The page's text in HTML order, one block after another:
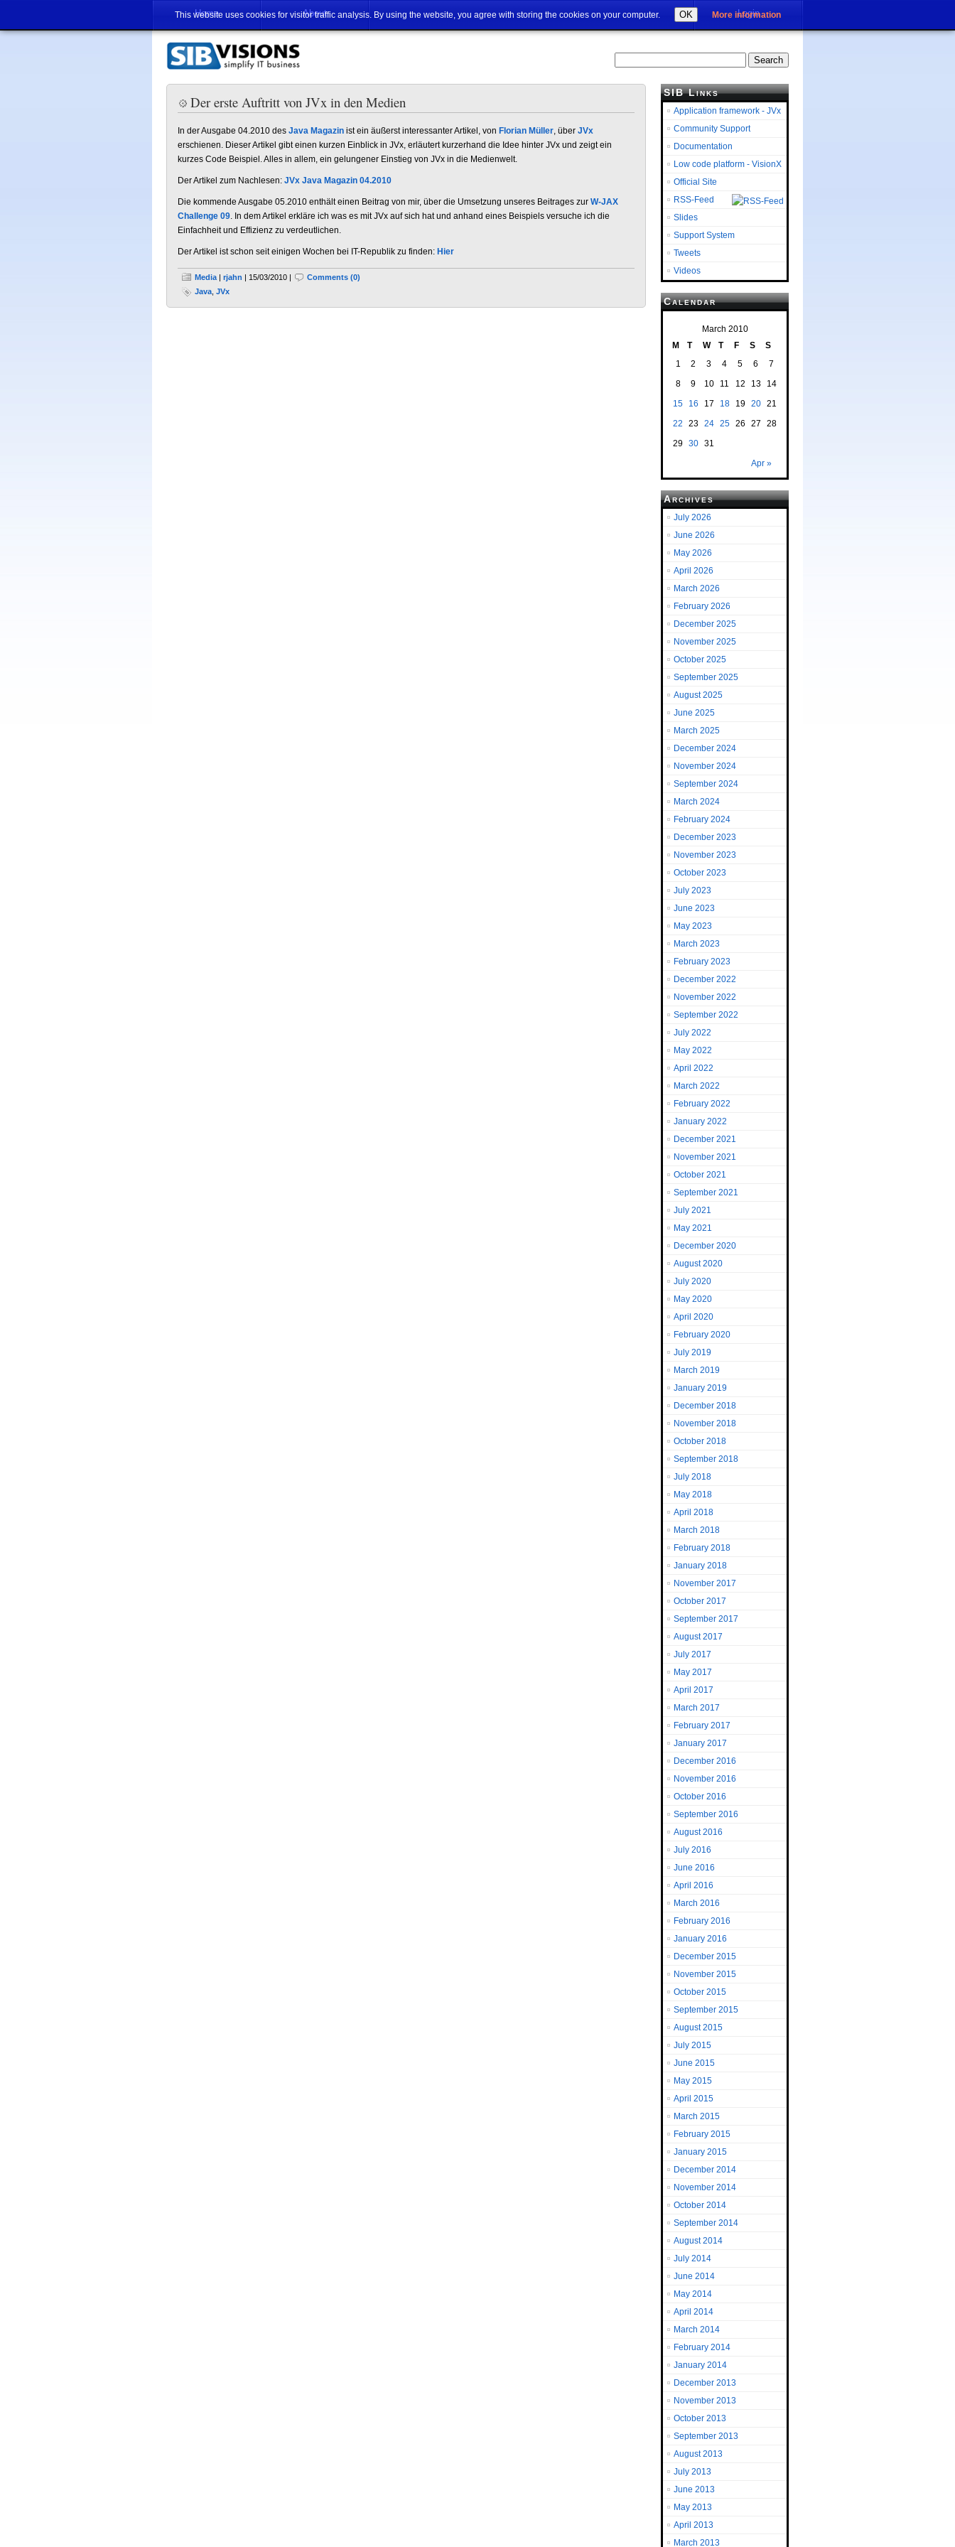
This website uses cookies for visitor traffic analysis. By using the website, you agree with storing the cookies on your computer. OK More information
Home About Login
Der erste Auftritt von JVx in den Medien
In der Ausgabe 04.2010 des Java Magazin ist ein äußerst interessanter Artikel, von Florian Müller, über JVx
erschienen. Dieser Artikel gibt einen kurzen Einblick in JVx, erläutert kurzerhand die Idee hinter JVx und zeigt ein
kurzes Code Beispiel. Alles in allem, ein gelungener Einstieg von JVx in die Medienwelt.
Der Artikel zum Nachlesen: JVx Java Magazin 04.2010
Die kommende Ausgabe 05.2010 enthält einen Beitrag von mir, über die Umsetzung unseres Beitrages zur W-JAX
Challenge 09. In dem Artikel erkläre ich was es mit JVx auf sich hat und anhand eines Beispiels versuche ich die
Einfachheit und Effizienz zu verdeutlichen.
Der Artikel ist schon seit einigen Wochen bei IT-Republik zu finden: Hier
Media | rjahn | 15/03/2010 |
Comments (0)
Java JVx
SIB Links
Application framework - JVx
Community Support
Documentation
Low code platform - VisionX
Official Site
RSS-Feed
Slides
Support System
Tweets
Videos
Calendar
March 2010
M
T W T F S S
Apr »
1 2 3 4 5 6
7
8
9 10 11 12 13
14
15
16 17 18 19 20
21
22
23 24 25 26 27
28
29 30 31
Archives
July 2026
June 2026
May 2026
April 2026
March 2026
February 2026
December 2025
November 2025
October 2025
September 2025
August 2025
June 2025
March 2025
December 2024
November 2024
September 2024
March 2024
February 2024
December 2023
November 2023
October 2023
July 2023
June 2023
May 2023
March 2023
February 2023
December 2022
November 2022
September 2022
July 2022
May 2022
April 2022
March 2022
February 2022
January 2022
December 2021
November 2021
October 2021
September 2021
July 2021
May 2021
December 2020
August 2020
July 2020
May 2020
April 2020
February 2020
July 2019
March 2019
January 2019
December 2018
November 2018
October 2018
September 2018
July 2018
May 2018
April 2018
March 2018
February 2018
January 2018
November 2017
October 2017
September 2017
August 2017
July 2017
May 2017
April 2017
March 2017
February 2017
January 2017
December 2016
November 2016
October 2016
September 2016
August 2016
July 2016
June 2016
April 2016
March 2016
February 2016
January 2016
December 2015
November 2015
October 2015
September 2015
August 2015
July 2015
June 2015
May 2015
April 2015
March 2015
February 2015
January 2015
December 2014
November 2014
October 2014
September 2014
August 2014
July 2014
June 2014
May 2014
April 2014
March 2014
February 2014
January 2014
December 2013
November 2013
October 2013
September 2013
August 2013
July 2013
June 2013
May 2013
April 2013
March 2013